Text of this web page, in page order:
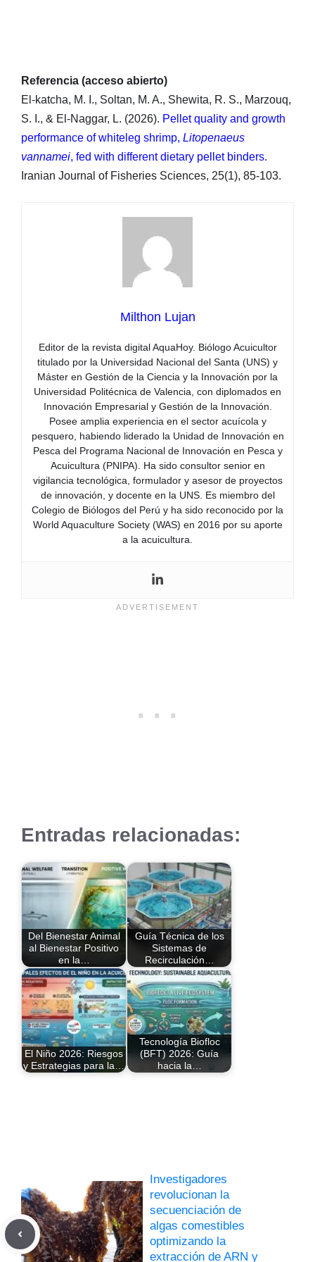
Referencia (acceso abierto)
El-katcha, M. I., Soltan, M. A., Shewita, R. S., Marzouq,
S. I., & El-Naggar, L. (2026). Pellet quality and growth
performance of whiteleg shrimp, Litopenaeus
vannamei, fed with different dietary pellet binders.
Iranian Journal of Fisheries Sciences, 25(1), 85-103.
Milthon Lujan
Editor de la revista digital AquaHoy. Biólogo Acuicultor
titulado por la Universidad Nacional del Santa (UNS) y
Máster en Gestión de la Ciencia y la Innovación por la
Universidad Politécnica de Valencia, con diplomados en
Innovación Empresarial y Gestión de la Innovación.
Posee amplia experiencia en el sector acuícola y
pesquero, habiendo liderado la Unidad de Innovación en
Pesca del Programa Nacional de Innovación en Pesca y
Acuicultura (PNIPA). Ha sido consultor senior en
vigilancia tecnológica, formulador y asesor de proyectos
de innovación, y docente en la UNS. Es miembro del
Colegio de Biólogos del Perú y ha sido reconocido por la
World Aquaculture Society (WAS) en 2016 por su aporte
a la acuicultura.
Entradas relacionadas:
Del Bienestar Animal
al Bienestar Positivo
en la…
Guía Técnica de los
Sistemas de
Recirculación…
El Niño 2026: Riesgos
y Estrategias para la…
Tecnología Biofloc
(BFT) 2026: Guía
hacia la…
Investigadores
revolucionan la
secuenciación de
algas comestibles
optimizando la
extracción de ARN y